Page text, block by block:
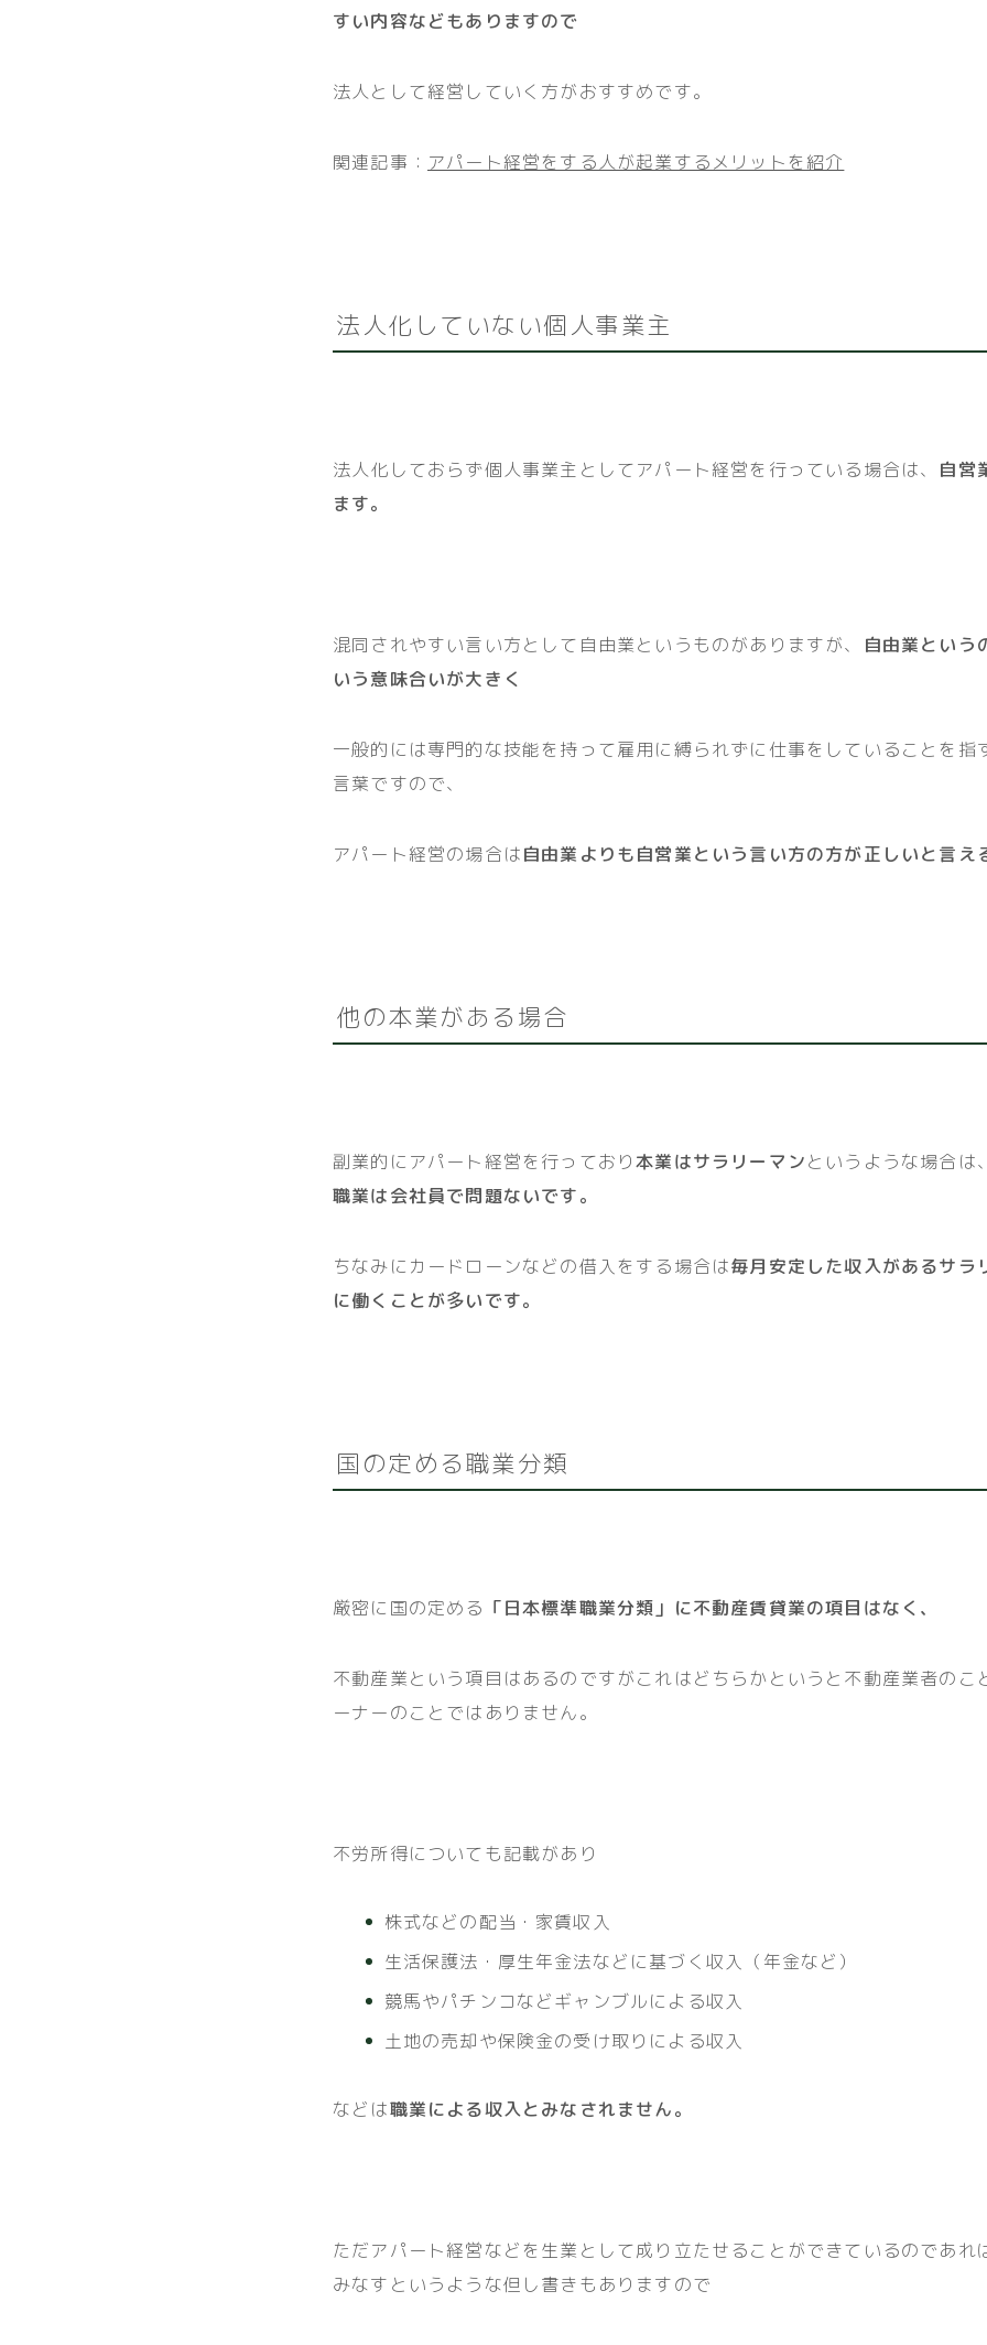
すい内容などもありますので
法人として経営していく方がおすすめです。
関連記事： アパート経営をする人が起業するメリットを紹介
法人化していない個人事業主
法人化しておらず個人事業主としてアパート経営を行っている場合は、 自営
ます。
混同されやすい言い方として自由業というものがありますが、
自由業という
いう意味合いが大きく
一般的には専門的な技能を持って雇用に縛られずに仕事をしていることを指
言葉ですので、
アパート経営の場合は自由業よりも自営業という言い方の方が正しいと言え
他の本業がある場合
副業的にアパート経営を行っており本業はサラリーマンというような場合は
職業は会社員で問題ないです。
ちなみにカードローンなどの借入をする場合は毎月安定した収入があるサラ
に働くことが多いです。
国の定める職業分類
厳密に国の定める 「日本標準職業分類」に不動産賃貸業の項目はなく、
不動産業という項目はあるのですがこれはどちらかというと不動産業者のこ
ーナーのことではありません。
不労所得についても記載があり
株式などの配当・家賃収入
生活保護法・厚生年金法などに基づく収入（年金など）
競馬やパチンコなどギャンブルによる収入
土地の売却や保険金の受け取りによる収入
などは職業による収入とみなされません。
ただアパート経営などを生業として成り立たせることができているのであれ
みなすというような但し書きもありますので